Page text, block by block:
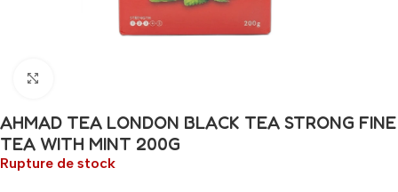
AHMAD TEA LONDON BLACK TEA STRONG FINE
TEA WITH MINT 200G
Rupture de stock